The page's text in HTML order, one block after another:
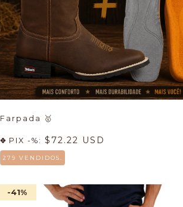
Farpada 🥇
PIX -%: $72.22 USD
279 VENDIDOS.
-41%